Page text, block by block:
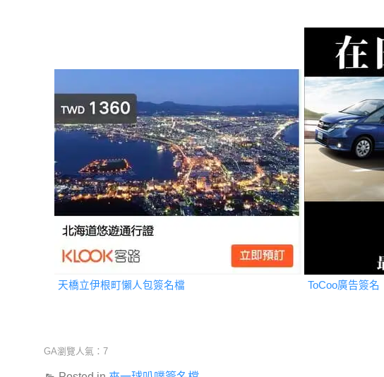
天橋立伊根町懶人包簽名檔 ToCoo廣告簽名
GA瀏覽人氣：7